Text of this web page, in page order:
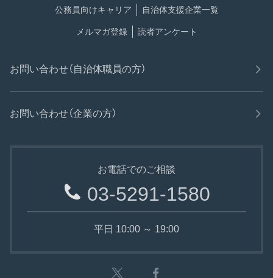
公務員向けキャリア 自治体支援企業一覧
メルマガ登録 読者アンケート
お問い合わせ（自治体職員の方）
お問い合わせ（企業の方）
お電話でのご相談
03-5291-1580
平日 10:00 ～ 19:00